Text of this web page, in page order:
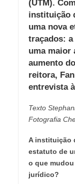
(UTM).
instituição
uma nova
traçados:
uma maior
aumento
reitora,
entrevista
Texto
Fotografia
A instituição
estatuto de
o que
jurídico?